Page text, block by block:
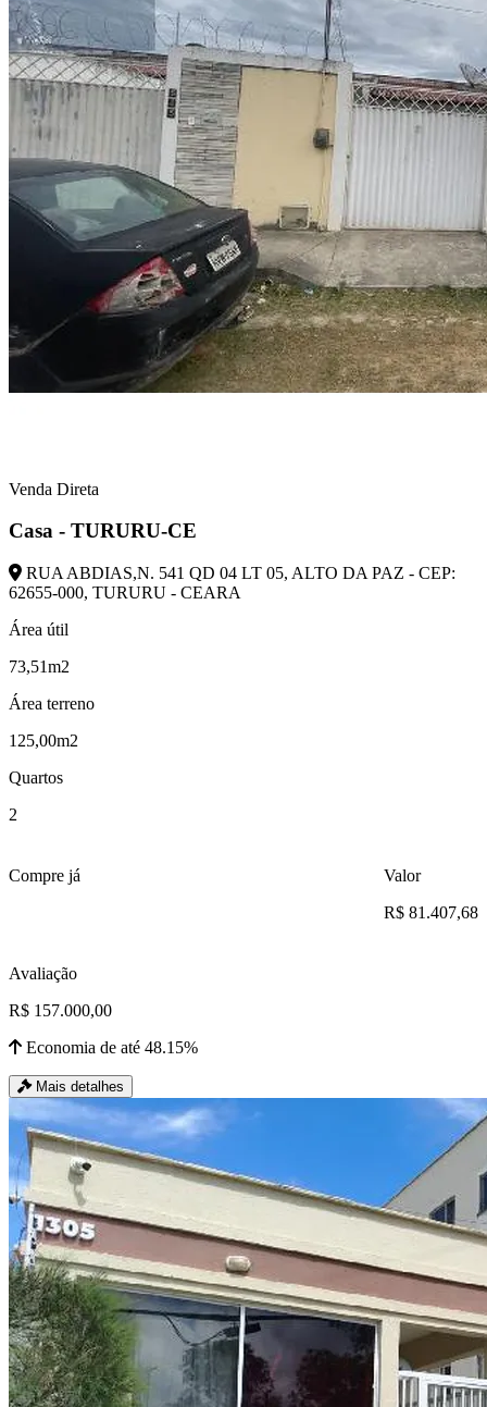
Venda Direta
Casa - TURURU-CE
RUA ABDIAS,N. 541 QD 04 LT 05, ALTO DA PAZ - CEP:
62655-000, TURURU - CEARA
Área útil
73,51m2
Área terreno
125,00m2
Quartos
2
Compre já
Valor
R$ 81.407,68
Avaliação
R$ 157.000,00
Economia de até 48.15%
Mais detalhes